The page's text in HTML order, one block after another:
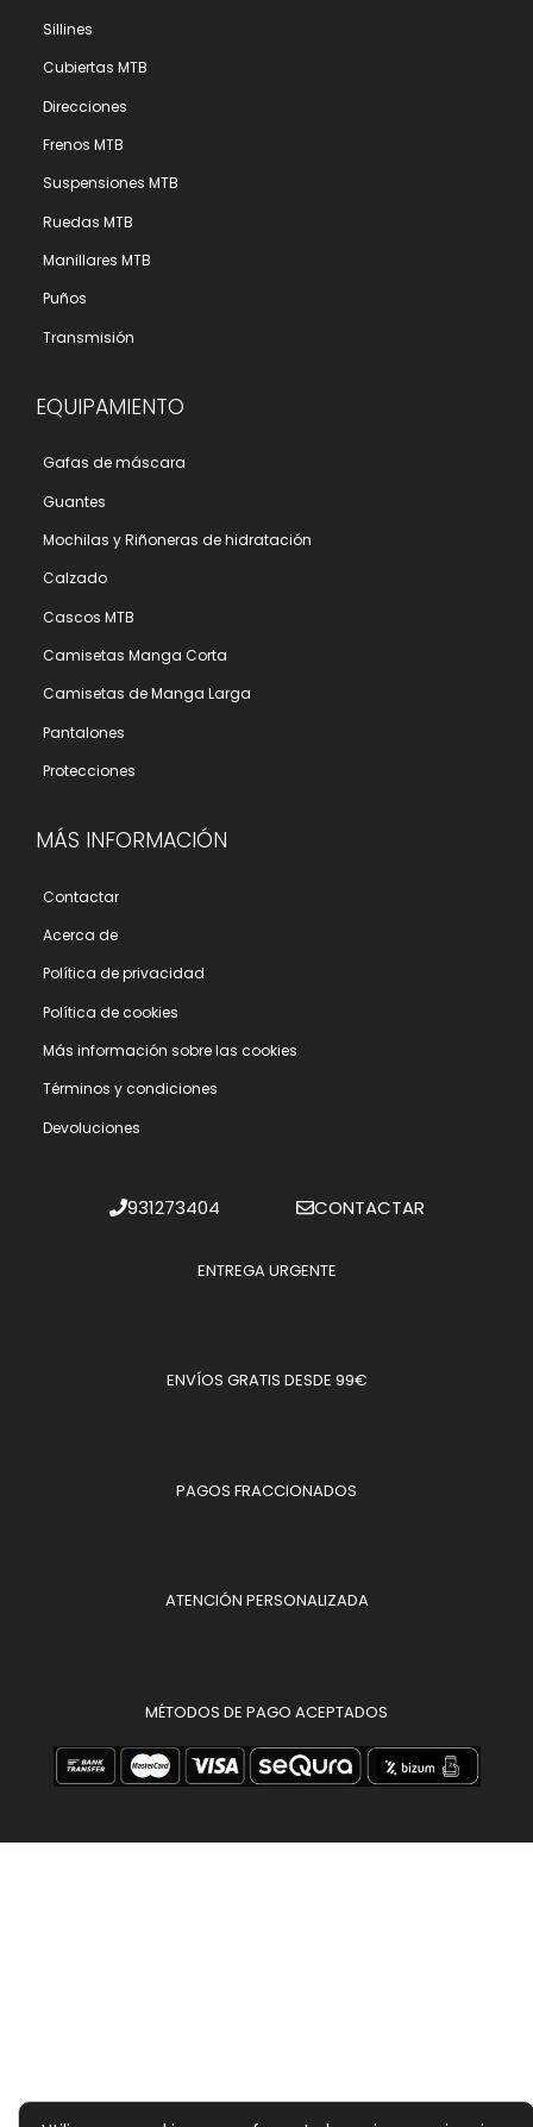
Sillines
Cubiertas MTB
Direcciones
Frenos MTB
Suspensiones MTB
Ruedas MTB
Manillares MTB
Puños
Transmisión
EQUIPAMIENTO
Gafas de máscara
Guantes
Mochilas y Riñoneras de hidratación
Calzado
Cascos MTB
Camisetas Manga Corta
Camisetas de Manga Larga
Pantalones
Protecciones
MÁS INFORMACIÓN
Contactar
Acerca de
Polí­tica de privacidad
Polí­tica de cookies
Más información sobre las cookies
Términos y condiciones
Devoluciones
931273404 CONTACTAR
ENTREGA URGENTE
ENVÍOS GRATIS DESDE 99€
PAGOS FRACCIONADOS
ATENCIÓN PERSONALIZADA
MÉTODOS DE PAGO ACEPTADOS